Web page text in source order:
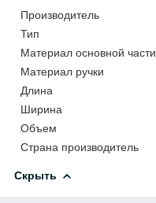
Производитель
Тип
Материал основной части
Материал ручки
Длина
Ширина
Объем
Страна производитель
Скрыть